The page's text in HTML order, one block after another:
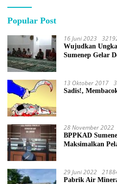
Popular Post
16 Juni 2023
Wujudkan
Sumenep Gelar
13 Oktober 2017
Sadis!,
28 November 2022
BPPKAD
Maksimalkan
29 Juni 2022
Pabrik Air